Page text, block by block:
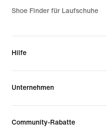
Shoe Finder für Laufschuhe
Hilfe
Unternehmen
Community-Rabatte